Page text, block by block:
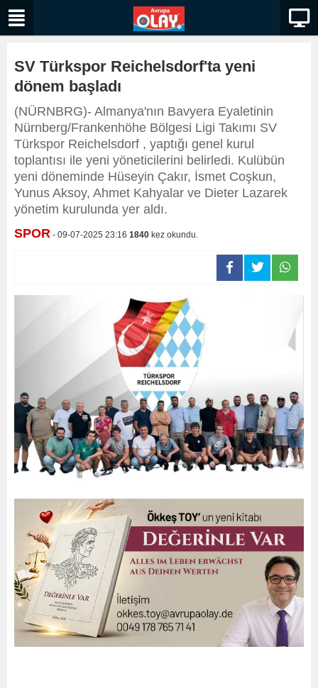
SV Türkspor Reichelsdorf'ta yeni
dönem başladı
(NÜRNBRG)- Almanya'nın Bavyera Eyaletinin
Nürnberg/Frankenhöhe Bölgesi Ligi Takımı SV
Türkspor Reichelsdorf , yaptığı genel kurul
toplantısı ile yeni yöneticilerini belirledi. Kulübün
yeni döneminde Hüseyin Çakır, İsmet Coşkun,
Yunus Aksoy, Ahmet Kahyalar ve Dieter Lazarek
yönetim kurulunda yer aldı.
SPOR - 09-07-2025 23:16 1840 kez okundu.